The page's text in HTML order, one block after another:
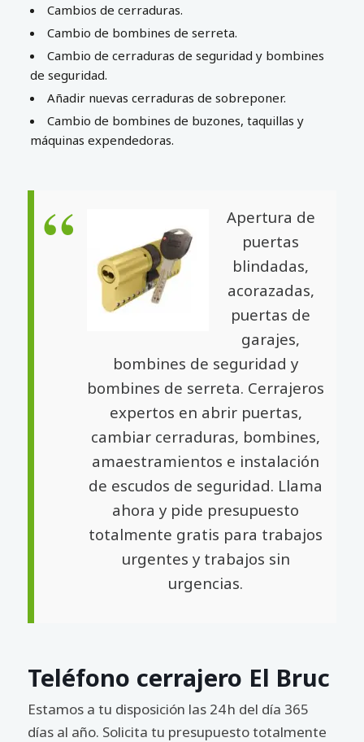
Cambios de cerraduras.
Cambio de bombines de serreta.
Cambio de cerraduras de seguridad y bombines
de seguridad.
Añadir nuevas cerraduras de sobreponer.
Cambio de bombines de buzones, taquillas y
máquinas expendedoras.
Apertura de
puertas
blindadas,
acorazadas,
puertas de
garajes,
bombines de seguridad y
bombines de serreta. Cerrajeros
expertos en abrir puertas,
cambiar cerraduras, bombines,
amaestramientos e instalación
de escudos de seguridad. Llama
ahora y pide presupuesto
totalmente gratis para trabajos
urgentes y trabajos sin
urgencias.
Teléfono cerrajero El Bruc
Estamos a tu disposición las 24 h del día 365
días al año. Solicita tu presupuesto totalmente